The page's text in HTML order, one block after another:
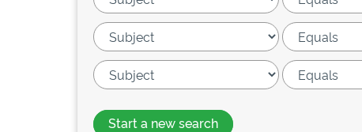
Start a new search